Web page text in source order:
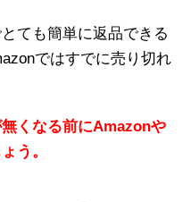
ても簡単に返品できる
ではすでに売り切れ
くなる前にAmazonや
う。